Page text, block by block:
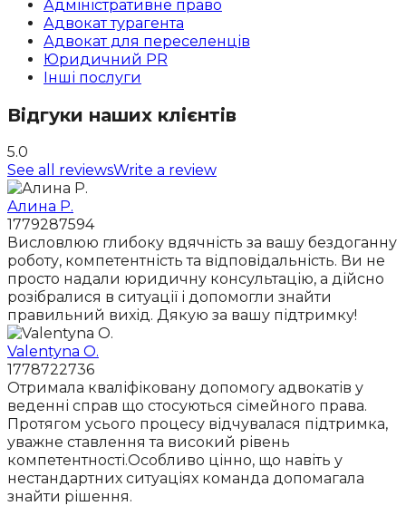
Адміністративне право
Адвокат турагента
Адвокат для переселенців
Юридичний PR
Інші послуги
Відгуки наших клієнтів
5.0
See all reviewsWrite a review
Алина Р.
1779287594
Висловлюю глибоку вдячність за вашу бездоганну
роботу, компетентність та відповідальність. Ви не
просто надали юридичну консультацію, а дійсно
розібралися в ситуації і допомогли знайти
правильний вихід. Дякую за вашу підтримку!
Valentyna O.
1778722736
Отримала кваліфіковану допомогу адвокатів у
веденні справ що стосуються сімейного права.
Протягом усього процесу відчувалася підтримка,
уважне ставлення та високий рівень
компетентності.Особливо цінно, що навіть у
нестандартних ситуаціях команда допомагала
знайти рішення.